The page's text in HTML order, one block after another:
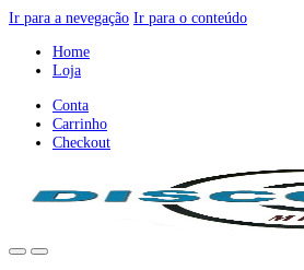
Ir para a nevegação Ir para o conteúdo
Home
Loja
Conta
Carrinho
Checkout